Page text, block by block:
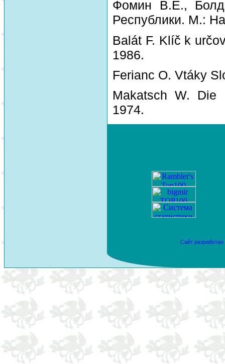
Фомин В.Е., Болд
Республики. М.:
Balát F. Klíč k
1986.
Ferianc O. Vtáky
Makatsch W. Die
1974.
Сайт